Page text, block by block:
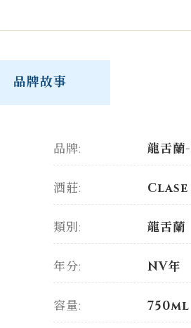
品牌故事
品牌: 龍舌
酒莊:
類別: 龍舌蘭
年分: NV年
容量: 750ml